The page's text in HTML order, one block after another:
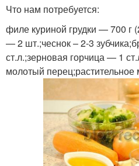
Что нам потребуется:
филе куриной грудки — 700 г
— 2 шт.;чеснок – 2-3
ст.л.;зерновая горчица — 1
молотый перец;растительное